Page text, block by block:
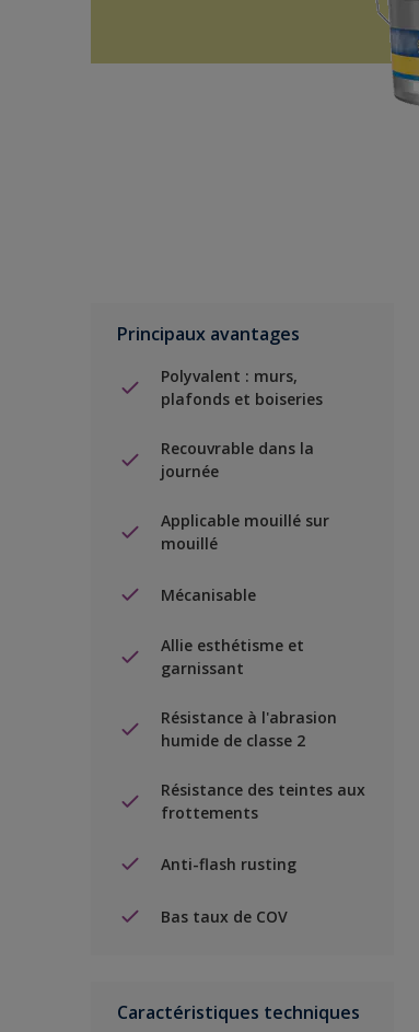
Principaux avantages
Polyvalent : murs,
plafonds et boiseries
Recouvrable dans la
journée
Applicable mouillé sur
mouillé
Mécanisable
Allie esthétisme et
garnissant
Résistance à l'abrasion
humide de classe 2
Résistance des teintes aux
frottements
Anti-flash rusting
Bas taux de COV
Caractéristiques techniques